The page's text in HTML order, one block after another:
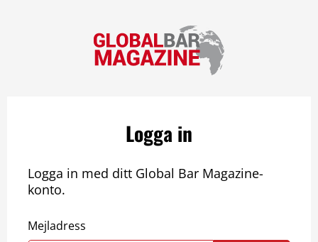
Logga in
Logga in med ditt Global Bar Magazine-
konto.
Mejladress